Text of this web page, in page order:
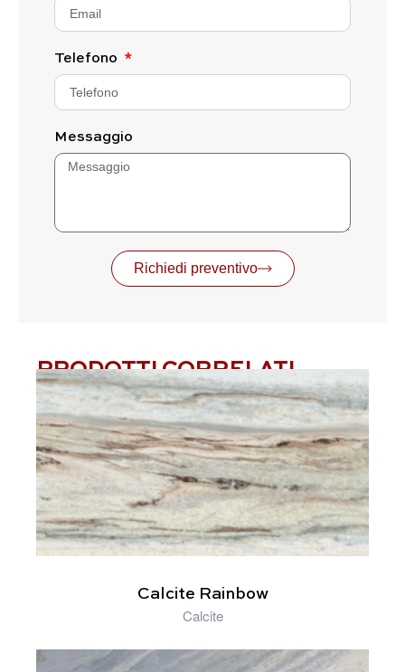
Telefono
Messaggio
Richiedi preventivo
PRODOTTI CORRELATI
Calcite Rainbow
Calcite